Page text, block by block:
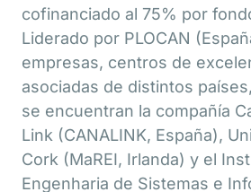
cofinanciado al 75% por
Liderado por PLOCAN
empresas, centros de
asociadas de distintos
se encuentran la compañía
Link (CANALINK, España),
Cork (MaREI, Irlanda) y el
Engenharia de Sistemas e